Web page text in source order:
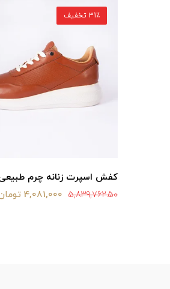
کفش اسپرت زنانه چرم طبیعی
5,839,762.50 4,081,000 تومان
31٪ تخفیف